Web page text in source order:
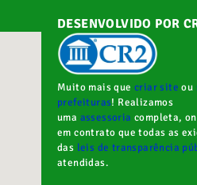
DESENVOLVIDO POR
Muito mais quecriar site ou
prefeituras! Realizamos
uma assessoria completa,
em contrato que todas as
das leis de transparência
atendidas.